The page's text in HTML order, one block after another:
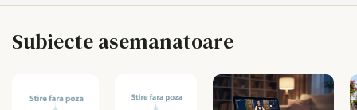
Subiecte asemanatoare